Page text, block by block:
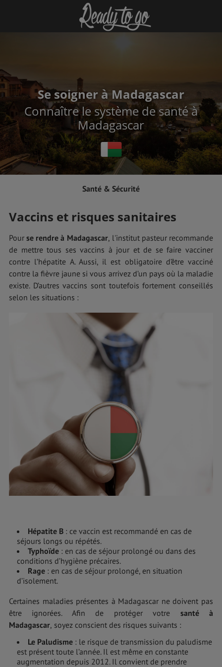
Se soigner à Madagascar
Connaître le système de santé à
Madagascar
Santé & Sécurité
Vaccins et risques sanitaires
Pourse rendre à Madagascar, l'institut pasteur recommande
de mettre tous ses vaccins à jour et de se faire vacciner
contre l’hépatite A. Aussi, il est obligatoire d’être vacciné
contre la fièvre jaune si vous arrivez d’un pays où la maladie
existe. D’autres vaccins sont toutefois fortement conseillés
selon les situations :
Hépatite B : ce vaccin est recommandé en cas de
séjours longs ou répétés.
Typhoïde : en cas de séjour prolongé ou dans des
conditions d’hygiène précaires.
Rage : en cas de séjour prolongé, en situation
d’isolement.
Certaines maladies présentes à Madagascar ne doivent pas
être ignorées. Afin de protéger votre santé à
Madagascar, soyez conscient des risques suivants :
Le Paludisme : le risque de transmission du paludisme
est présent toute l’année. Il est même en constante
augmentation depuis 2012. Il convient de prendre